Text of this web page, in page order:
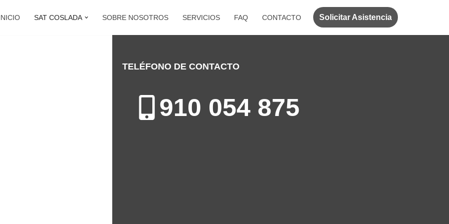
SAT COSLADA SOBRE NOSOTROS SERVICIOS FAQ CONTACTO Solicitar Asistencia
TELÉFONO DE CONTACTO
910 054 875